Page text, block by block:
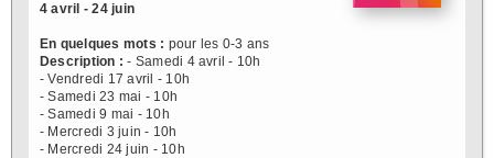
4 avril - 24 juin
En quelques mots : pour les 0-3 ans
Description : - Samedi 4 avril - 10h
- Vendredi 17 avril - 10h
- Samedi 23 mai - 10h
- Samedi 9 mai - 10h
- Mercredi 3 juin - 10h
- Mercredi 24 juin - 10h